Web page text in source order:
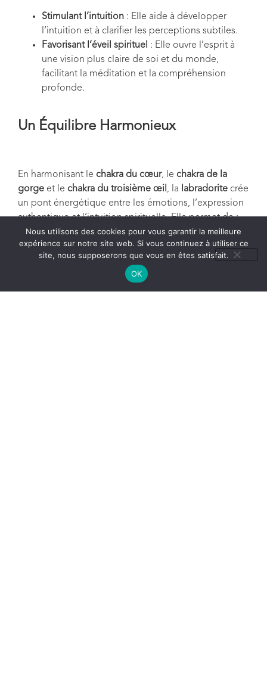
Stimulant l’intuition : Elle aide à développer
l’intuition et à clarifier les perceptions subtiles.
Favorisant l’éveil spirituel : Elle ouvre l’esprit à
une vision plus claire de soi et du monde,
facilitant la méditation et la compréhension
profonde.
Un Équilibre Harmonieux
En harmonisant le chakra du cœur, le chakra de la
gorge et le chakra du troisième œil , la labradorite crée
un pont énergétique entre les émotions, l’expression
authentique et l’intuition spirituelle. Elle permet de :
Communiquer ses besoins et sentimentsavec
douceur et sincérité, en favorisant une
expression claire et apaisée.
Renforcer la confiance en soi
Nous utilisons des cookies pour vous garantir la meilleure
expérience sur notre site web. Si vous continuez à utiliser ce
site, nous supposerons que vous en êtes satisfait.
OK